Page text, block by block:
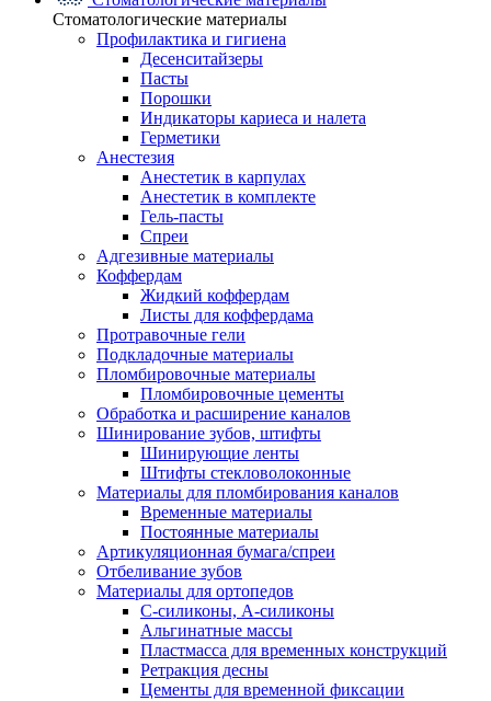
Стоматологические материалы
Профилактика и гигиена
Десенситайзеры
Пасты
Порошки
Индикаторы кариеса и налета
Герметики
Анестезия
Анестетик в карпулах
Анестетик в комплекте
Гель-пасты
Спреи
Адгезивные материалы
Коффердам
Жидкий коффердам
Листы для коффердама
Протравочные гели
Подкладочные материалы
Пломбировочные материалы
Пломбировочные цементы
Обработка и расширение каналов
Шинирование зубов, штифты
Шинирующие ленты
Штифты стекловолоконные
Материалы для пломбирования каналов
Временные материалы
Постоянные материалы
Артикуляционная бумага/спреи
Отбеливание зубов
Материалы для ортопедов
C-силиконы, А-силиконы
Альгинатные массы
Пластмасса для временных конструкций
Ретракция десны
Цементы для временной фиксации